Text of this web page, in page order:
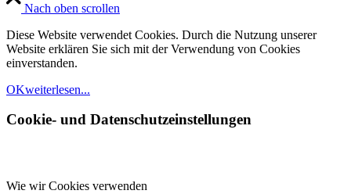
Nach oben scrollen
Diese Website verwendet Cookies. Durch die Nutzung unserer
Website erklären Sie sich mit der Verwendung von Cookies
einverstanden.
OKweiterlesen...
Cookie- und Datenschutzeinstellungen
Wie wir Cookies verwenden